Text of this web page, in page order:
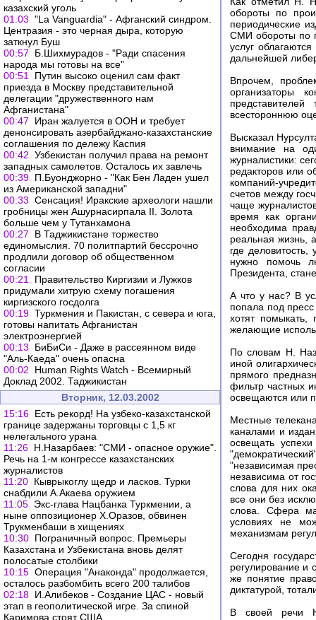
казахский уголь
01:03 "La Vanguardia" - Афганский синдром.
Центразия - это черная дыра, которую
заткнул Буш
00:57
Б.Шихмурадов - "Ради спасения
народа мы готовы на все"
00:51
Путин высоко оценил сам факт
приезда в Москву представительной
делегации "дружественного нам
Афганистана"
00:47
Иран жалуется в ООН и требует
денонсировать азербайджано-казахстанские
соглашения по дележу Каспия
00:42 Узбекистан получил права на ремонт
западных самолетов. Осталось их завлечь
00:39 П.Буонджорно - "Как Бен Ладен ушел
из Американской западни"
00:33 Сенсация! Иракские археологи нашли
гробницы жен Ашурнасирпала II. Золота
больше чем у Тутанхамона
00:27
В Таджикистане торжество
единомыслия. 70 политпартий бессрочно
продлили договор об общественном
согласии
00:21
Правительство Киргизии и Лужков
придумали хитрую схему погашения
киргизского госдолга
00:19 Туркмения и Пакистан, с севера и юга,
готовы напитать Афганистан
электроэнергией
00:13
БиБиСи - Даже в рассеянном виде
"Аль-Каеда" очень опасна
00:02
Human Rights Watch - Всемирный
Доклад 2002. Таджикистан
Вторник, 12.03.2002
15:16 Есть рекорд! На узбеко-казахстанской
границе задержаны торговцы с 1,5 кг
нелегального урана
11:26 Н.Назарбаев: "СМИ - опасное оружие".
Речь на 1-м конгрессе казахстанских
журналистов
11:20 Кыврыкоглу щедр и ласков. Турки
снабдили А.Акаева оружием
11:05 Экс-глава Нацбанка Туркмении, а
ныне оппозиционер Х.Оразов, обвинен
Трукменбаши в хищениях
10:30 Пограничный вопрос. Премьеры
Казахстана и Узбекистана вновь делят
полосатые столбики
10:15 Операция "Анаконда" продолжается,
осталось разбомбить всего 200 талибов
02:18 И.Алибеков - Создание ЦАС - новый
этап в геополитической игре. За спиной
Каримова стоят США
обороты по
периодические
СМИ обороты по
услуг
дальнейшей
Впрочем,
организаторы
всестороннюю
Высказал
внимание на
журналистики:
редакторов или
компаний-
счетов между
чаще
время как
необходима
реальная жизнь,
где
нужно помочь
Президента,
А что у нас? В
попала под
хотят помыкать,
желающие
По словам Н.
иной
прямого
фильтр частных
освещаются или
Местные
каналами и
освещать
"независимая
независима от
слова для них
все они без
слова. Сфера
условиях не
механизмам
Сегодня
регулирование и
же понятие
диктатурой,
В своей речи